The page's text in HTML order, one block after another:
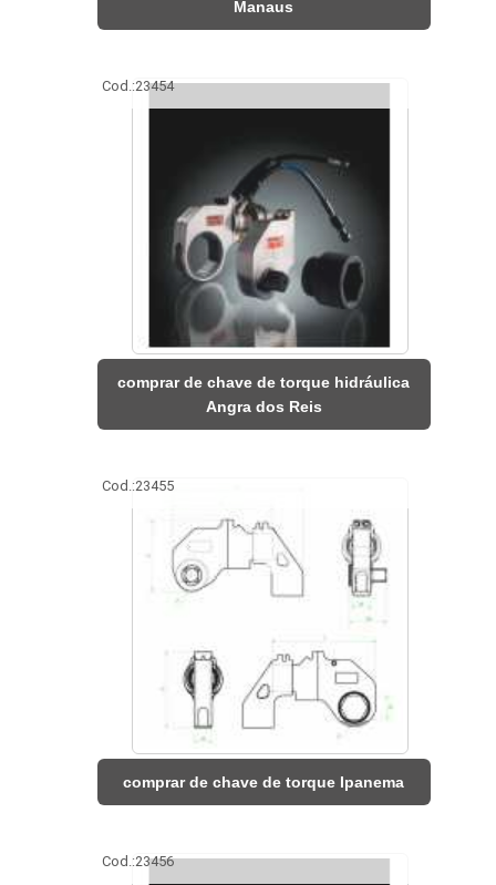
Manaus
Cod.:23454
comprar de chave de torque hidráulica
Angra dos Reis
Cod.:23455
comprar de chave de torque Ipanema
Cod.:23456